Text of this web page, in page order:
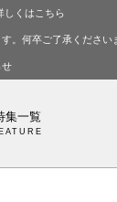
しくはこちら
。何卒ご了承ください
せ
集一覧